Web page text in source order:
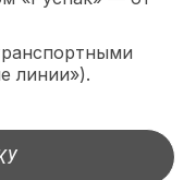
линии»).